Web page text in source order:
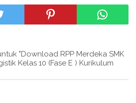
"Download RPP Merdeka SMK
Kelas 10 (Fase E ) Kurikulum